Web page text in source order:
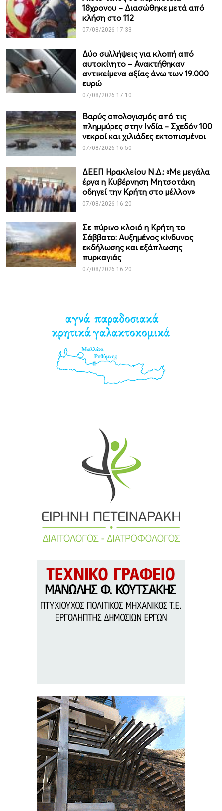
18χρονου – Διασώθηκε μετά από
κλήση στο 112
07/08/2026 17:33
Δύο συλλήψεις για κλοπή από
αυτοκίνητο – Ανακτήθηκαν
αντικείμενα αξίας άνω των 19.000
ευρώ
07/08/2026 17:10
Βαρύς απολογισμός από τις
πλημμύρες στην Ινδία – Σχεδόν 100
νεκροί και χιλιάδες εκτοπισμένοι
07/08/2026 16:50
ΔΕΕΠ Ηρακλείου Ν.Δ.: «Με μεγάλα
έργα η Κυβέρνηση Μητσοτάκη
οδηγεί την Κρήτη στο μέλλον»
07/08/2026 16:20
Σε πύρινο κλοιό η Κρήτη το
Σάββατο: Αυξημένος κίνδυνος
εκδήλωσης και εξάπλωσης
πυρκαγιάς
07/08/2026 16:20